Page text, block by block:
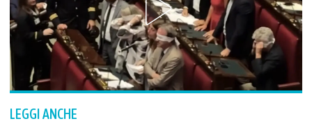
LEGGI ANCHE